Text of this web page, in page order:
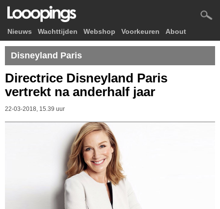
Nieuws Wachttijden Webshop Voorkeuren About
Disneyland Paris
Directrice Disneyland Paris
vertrekt na anderhalf jaar
22-03-2018, 15.39 uur